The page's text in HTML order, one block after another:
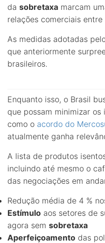
da sobretaxa marcam
relações comerciais entre
As medidas adotadas
que anteriormente
brasileiros.
Enquanto isso, o Brasil
que possam minimizar
como o acordo do
atualmente ganha
A lista de produtos
incluindo até mesmo o
das negociações em
Redução média de 4 %
Estímulo aos setores de
agora sem sobretaxa
Aperfeiçoamento das